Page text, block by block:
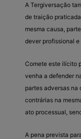
A Tergiversação
de traição
mesma causa,
dever profissional e
Comete este ilícito
venha a defender
partes adversas na
contrárias na
ato processual,
A pena prevista